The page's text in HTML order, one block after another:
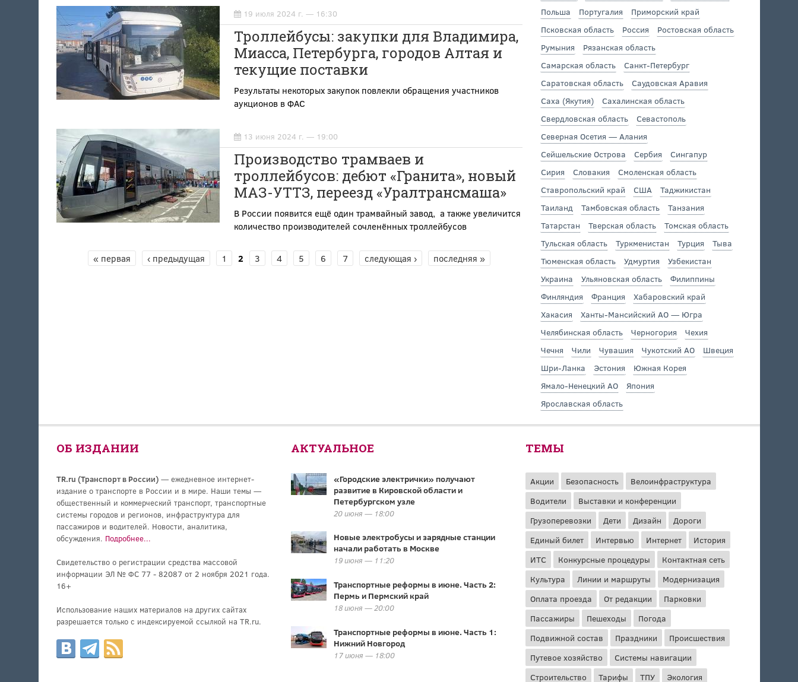
19 июля 2024 г. — 16:30
Троллейбусы: закупки для Владимира,
Миасса, Петербурга, городов Алтая и
текущие поставки
Результаты некоторых закупок повлекли обращения участников
аукционов в ФАС
13 июня 2024 г. — 19:00
Производство трамваев и
троллейбусов: дебют «Гранита», новый
МАЗ-УТТЗ, переезд «Уралтрансмаша»
В России появится ещё один трамвайный завод, а также увеличится
количество производителей сочленённых троллейбусов
СТРАНИЦЫ
« первая ‹ предыдущая 1 2 3 4 5 6 7 следующая › последняя »
Польша
Португалия
Приморский край
Псковская область
Россия
Ростовская область
Румыния
Рязанская область
Самарская область
Санкт-Петербург
Саратовская область
Саудовская Аравия
Саха (Якутия)
Сахалинская область
Свердловская область
Севастополь
Северная Осетия — Алания
Сейшельские Острова
Сербия
Сингапур
Сирия
Словакия
Смоленская область
Ставропольский край
США
Таджикистан
Таиланд
Тамбовская область
Танзания
Татарстан
Тверская область
Томская область
Тульская область
Туркменистан Турция
Тыва
Тюменская область
Удмуртия
Узбекистан
Украина
Ульяновская область
Филиппины
Финляндия
Франция
Хабаровский край
Хакасия
Ханты-Мансийский АО — Югра
Челябинская область
Черногория
Чехия
Чечня
Чили Чувашия Чукотский АО
Швеция
Шри-Ланка
Эстония
Южная Корея
Ямало-Ненецкий АО
Япония
Ярославская область
ОБ ИЗДАНИИ
TR.ru (Транспорт в России)— ежедневное интернет-
издание о транспорте в России и в мире. Наши темы —
общественный и коммерческий транспорт, транспортные
системы городов и регионов, инфраструктура для
пассажиров и водителей. Новости, аналитика,
обсуждения. Подробнее...
Свидетельство о регистрации средства массовой
информации ЭЛ № ФС 77 - 82087 от 2 ноября 2021 года.
16+
Использование наших материалов на других сайтах
разрешается только с индексируемой ссылкой на TR.ru.
АКТУАЛЬНОЕ
«Городские электрички» получают
развитие в Кировской области и
Петербургском узле
20 июня — 18:00
Новые электробусы и зарядные станции
начали работать в Москве
19 июня — 11:20
Транспортные реформы в июне. Часть 2:
Пермь и Пермский край
18 июня — 20:00
Транспортные реформы в июне. Часть 1:
Нижний Новгород
17 июня — 18:00
ТЕМЫ
Акции Безопасность
Велоинфраструктура
Водители
Выставки и конференции
Грузоперевозки
Дети Дизайн
Дороги
Единый билет
Интервью Интернет
История
ИТС
Конкурсные процедуры
Контактная сеть
Культура
Линии и маршруты
Модернизация
Оплата проезда
От редакции
Парковки
Пассажиры
Пешеходы
Погода
Подвижной состав
Праздники
Происшествия
Путевое хозяйство
Системы навигации
Строительство
Тарифы ТПУ Экология